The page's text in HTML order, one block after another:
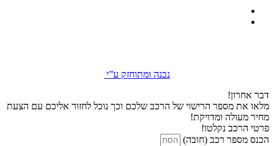
נבנה ומתוחזק ע”י
דבר אחרון!
מלאו את מספר הרישוי של הרכב שלכם וכך נוכל לחזור אליכם עם הצעת
מחיר מעולה ומדויקת!
פרטי הרכב נקלטו!
הכנס מספר רכב (חובה)